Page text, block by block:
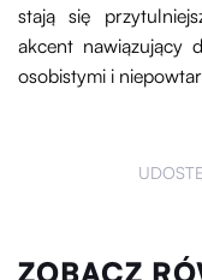
stają się
akcent nawiązujący
osobistymi i